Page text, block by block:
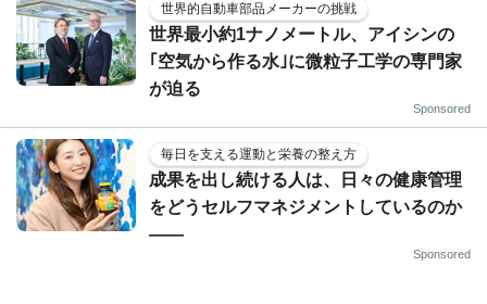
世界的自動車部品メーカーの挑戦
世界最小約1ナノメートル、アイシンの
｢空気から作る水｣に微粒子工学の専門家
が迫る
Sponsored
毎日を支える運動と栄養の整え方
成果を出し続ける人は、日々の健康管理
をどうセルフマネジメントしているのか
——
Sponsored